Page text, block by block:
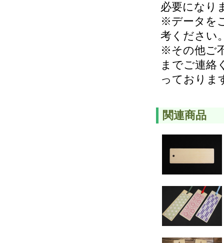
必要になり
※データを
考ください
※その他ご
までご連絡
っておりま
関連商品